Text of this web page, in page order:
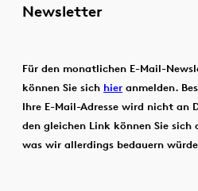
Newsletter
Für den monatlichen E-Mail-
können Sie sich hier anmelden.
Ihre E-Mail-Adresse wird nicht an
den gleichen Link können Sie sich
was wir allerdings bedauern